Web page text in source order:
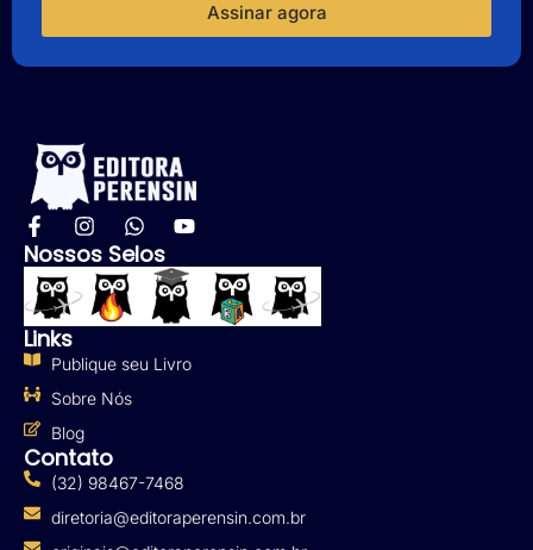
Assinar agora
Nossos Selos
Links
Publique seu Livro
Sobre Nós
Blog
Contato
(32) 98467-7468
diretoria@editoraperensin.com.br